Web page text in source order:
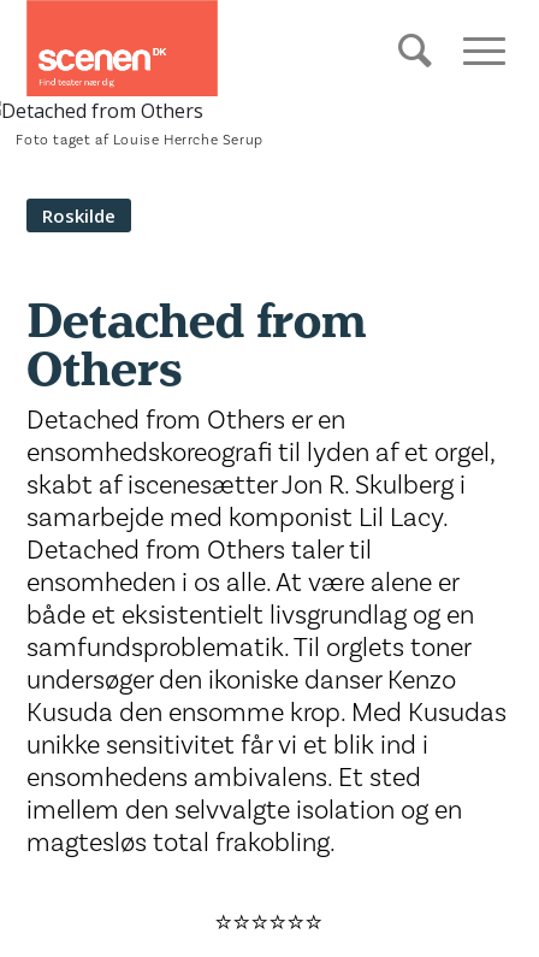
Foto taget af Louise Herrche Serup
Roskilde
Detached from
Others
Detached from Others er en
ensomhedskoreografi til lyden af et orgel,
skabt af iscenesætter Jon R. Skulberg i
samarbejde med komponist Lil Lacy.
Detached from Others taler til
ensomheden i os alle. At være alene er
både et eksistentielt livsgrundlag og en
samfundsproblematik. Til orglets toner
undersøger den ikoniske danser Kenzo
Kusuda den ensomme krop. Med Kusudas
unikke sensitivitet får vi et blik ind i
ensomhedens ambivalens. Et sted
imellem den selvvalgte isolation og en
magtesløs total frakobling.
⭐⭐⭐⭐⭐⭐